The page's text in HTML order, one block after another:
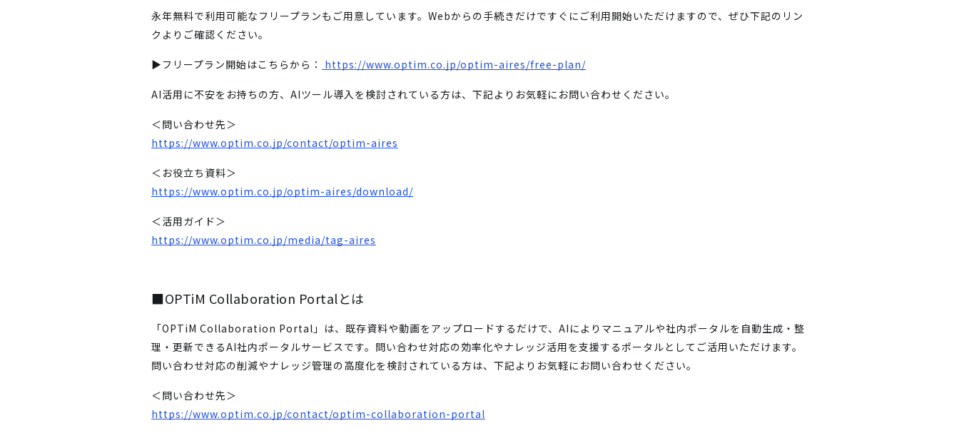
永年無料で利用可能なフリープランもご用意しています。Webからの手続きだけですぐにご利用開始いただけますので、ぜひ下記のリン
クよりご確認ください。
▶フリープラン開始はこちらから： https://www.optim.co.jp/optim-aires/free-plan/
AI活用に不安をお持ちの方、AIツール導入を検討されている方は、下記よりお気軽にお問い合わせください。
＜問い合わせ先＞
https://www.optim.co.jp/contact/optim-aires
＜お役立ち資料＞
https://www.optim.co.jp/optim-aires/download/
＜活用ガイド＞
https://www.optim.co.jp/media/tag-aires
■OPTiM Collaboration Portalとは
「OPTiM Collaboration Portal」は、既存資料や動画をアップロードするだけで、AIによりマニュアルや社内ポータルを自動生成・整
理・更新できるAI社内ポータルサービスです。問い合わせ対応の効率化やナレッジ活用を支援するポータルとしてご活用いただけます。
問い合わせ対応の削減やナレッジ管理の高度化を検討されている方は、下記よりお気軽にお問い合わせください。
＜問い合わせ先＞
https://www.optim.co.jp/contact/optim-collaboration-portal